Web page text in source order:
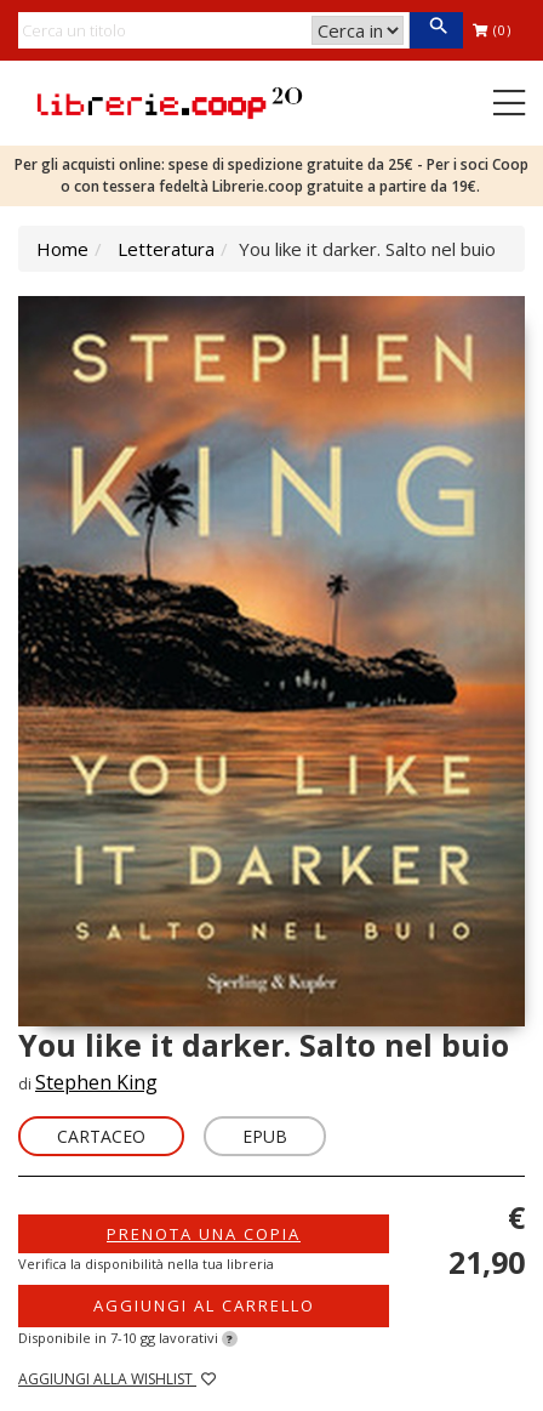
(0)
Per gli acquisti online: spese di spedizione gratuite da 25€ - Per i soci Coop
o con tessera fedeltà Librerie.coop gratuite a partire da 19€.
Home Letteratura You like it darker. Salto nel buio
You like it darker. Salto nel buio
di Stephen King
CARTACEO EPUB
PRENOTA UNA COPIA
Verifica la disponibilità nella tua libreria
AGGIUNGI AL CARRELLO
Disponibile in 7-10 gg lavorativi ?
AGGIUNGI ALLA WISHLIST
€
21,90